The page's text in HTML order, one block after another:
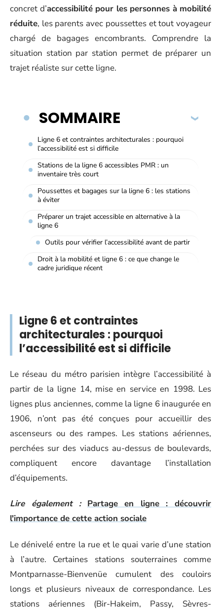
concret d’accessibilité pour les personnes à mobilité
réduite, les parents avec poussettes et tout voyageur
chargé de bagages encombrants. Comprendre la
situation station par station permet de préparer un
trajet réaliste sur cette ligne.
SOMMAIRE
Ligne 6 et contraintes architecturales : pourquoi
l’accessibilité est si difficile
Stations de la ligne 6 accessibles PMR : un
inventaire très court
Poussettes et bagages sur la ligne 6 : les stations
à éviter
Préparer un trajet accessible en alternative à la
ligne 6
Outils pour vérifier l’accessibilité avant de partir
Droit à la mobilité et ligne 6 : ce que change le
cadre juridique récent
Ligne 6 et contraintes
architecturales : pourquoi
l’accessibilité est si difficile
Le réseau du métro parisien intègre l’accessibilité à
partir de la ligne 14, mise en service en 1998. Les
lignes plus anciennes, comme la ligne 6 inaugurée en
1906, n’ont pas été conçues pour accueillir des
ascenseurs ou des rampes. Les stations aériennes,
perchées sur des viaducs au-dessus de boulevards,
compliquent encore davantage l’installation
d’équipements.
Lire également :
Partage en ligne : découvrir
l'importance de cette action sociale
Le dénivelé entre la rue et le quai varie d’une station
à l’autre. Certaines stations souterraines comme
Montparnasse-Bienvenüe cumulent des couloirs
longs et plusieurs niveaux de correspondance. Les
stations aériennes (Bir-Hakeim, Passy, Sèvres-